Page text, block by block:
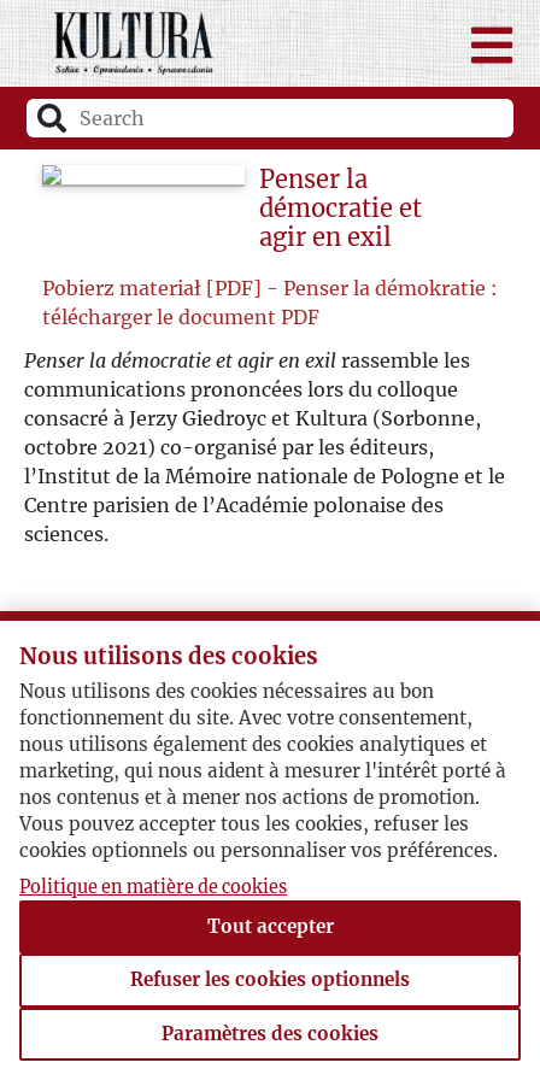
Penser la
démocratie et
agir en exil
Pobierz materiał [PDF] - Penser la démokratie :
télécharger le document PDF
Penser la démocratie et agir en exil rassemble les
communications prononcées lors du colloque
consacré à Jerzy Giedroyc et Kultura (Sorbonne,
octobre 2021) co-organisé par les éditeurs,
l’Institut de la Mémoire nationale de Pologne et le
Centre parisien de l’Académie polonaise des
sciences.
Nous utilisons des cookies
Nous utilisons des cookies nécessaires au bon
fonctionnement du site. Avec votre consentement,
nous utilisons également des cookies analytiques et
marketing, qui nous aident à mesurer l'intérêt porté à
nos contenus et à mener nos actions de promotion.
Vous pouvez accepter tous les cookies, refuser les
cookies optionnels ou personnaliser vos préférences.
Politique en matière de cookies
Tout accepter
Refuser les cookies optionnels
Paramètres des cookies
Paramètres des cookies